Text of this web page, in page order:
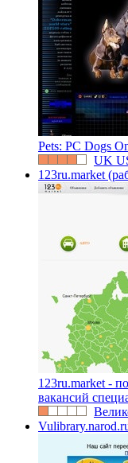
Pets: PC Dogs
UK
123ru.market
123ru.market -
вакансий